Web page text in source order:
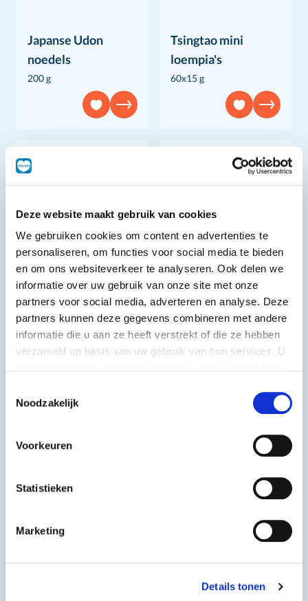
Deze website maakt gebruik van cookies
We gebruiken cookies om content en advertenties te
personaliseren, om functies voor social media te bieden
en om ons websiteverkeer te analyseren. Ook delen we
informatie over uw gebruik van onze site met onze
partners voor social media, adverteren en analyse. Deze
partners kunnen deze gegevens combineren met andere
informatie die u aan ze heeft verstrekt of die ze hebben
verzameld op basis van uw gebruik van hun services. U
Noodzakelijk
Voorkeuren
Statistieken
Marketing
Details tonen
Japanse Udon
noedels
200 g
Tsingtao mini
loempia's
60x15 g
Panko broodkruim
Wendjoe
Sweet chilisaus